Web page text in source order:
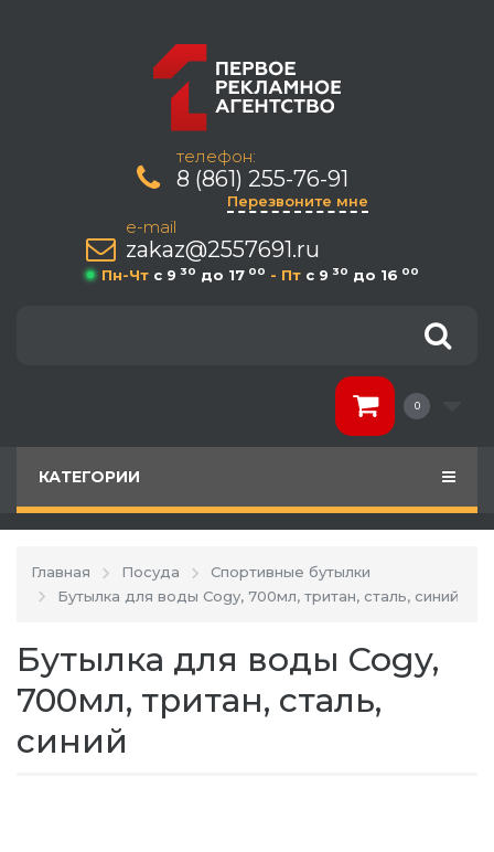
телефон:
8 (861) 255-76-91
Перезвоните мне
e-mail
zakaz@2557691.ru
Пн-Чт c 9 30 до 17 00 - Пт c 9 30 до 16 00
0
КАТЕГОРИИ
Главная Посуда
Спортивные бутылки
Бутылка для воды Cogy, 700мл, тритан, сталь, синий
Бутылка для воды Cogy,
700мл, тритан, сталь,
синий